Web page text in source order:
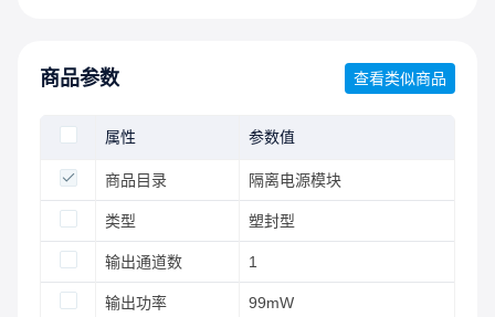
商品参数 查看类似商品
属性 参数值
商品目录 隔离电源模块
类型 塑封型
输出通道数 1
输出功率 99mW